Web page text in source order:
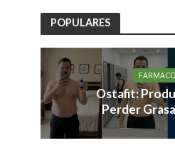
POPULARES
Ostafit:
Perder